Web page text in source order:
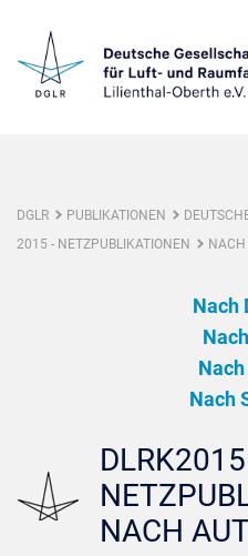
DGLR PUBLIKATIONEN
2015 - NETZPUBLIKATIONEN
NACH
Nach
Nach
NACH